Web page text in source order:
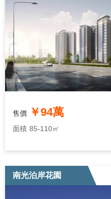
售價 ￥94萬
面積 85-110㎡
南光泊岸花園